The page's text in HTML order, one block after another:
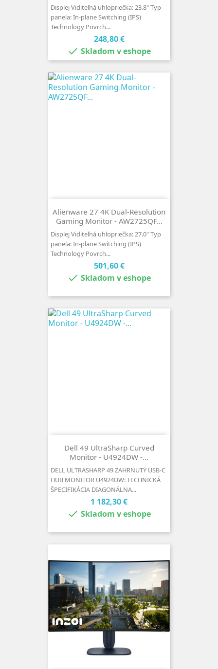
Displej Viditeľná uhlopriečka: 23.8" Typ
panela: In-plane Switching (IPS)
Technology Povrch...
Cena
248,80 €
 Skladom v eshope
Alienware 27 4K Dual-Resolution
Gaming Monitor - AW2725QF...
Displej Viditeľná uhlopriečka: 27.0" Typ
panela: In-plane Switching (IPS)
Technology Povrch...
Cena
501,60 €
 Skladom v eshope
Dell 49 UltraSharp Curved
Monitor - U4924DW -...
DELL ULTRASHARP 49 ZAHRNUTÝ USB-C
HUB MONITOR U4924DW: TECHNICKÁ
ŠPECIFIKÁCIA DIAGONÁLNA...
Cena
1 182,30 €
 Skladom v eshope